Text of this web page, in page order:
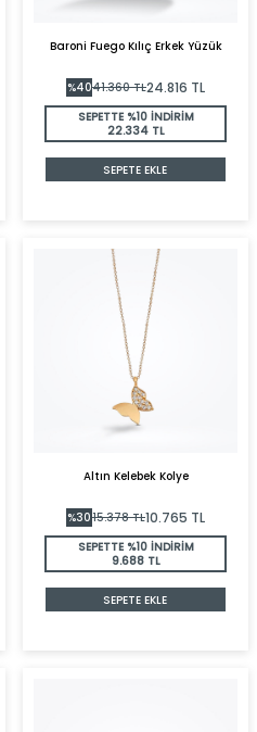
Baroni Fuego Kılıç Erkek Yüzük
%4041.360TL24.816 TL
SEPETTE %10 İNDİRİM
22.334 TL
SEPETE EKLE
Altın Kelebek Kolye
%3015.378TL10.765 TL
SEPETTE %10 İNDİRİM
9.688 TL
SEPETE EKLE